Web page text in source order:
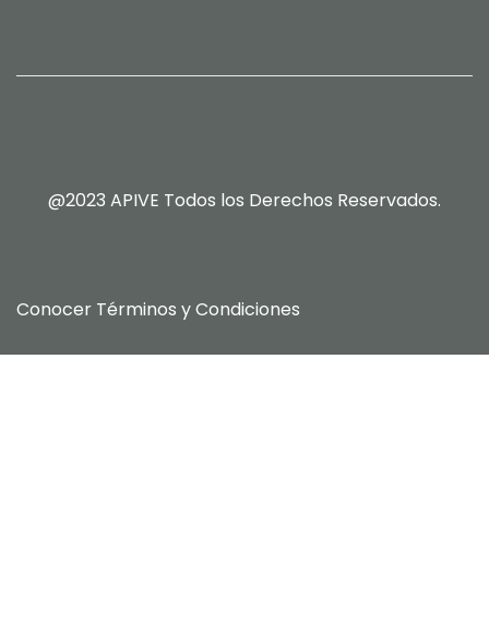
@2023 APIVE Todos los Derechos Reservados.
Conocer Términos y Condiciones